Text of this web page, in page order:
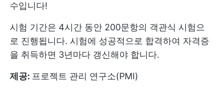
수입니다!
시험 기간은 4시간 동안 200문항의 객관식 시험으
로 진행됩니다. 시험에 성공적으로 합격하여 자격증
을 취득하면 3년마다 갱신해야 합니다.
제공: 프로젝트 관리 연구소(PMI)